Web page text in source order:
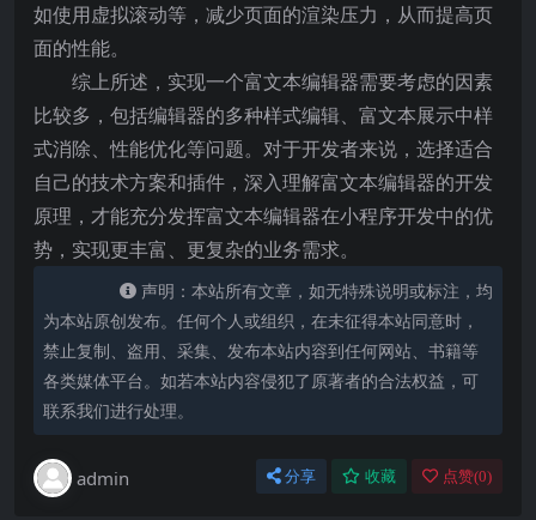
如使用虚拟滚动等，减少页面的渲染压力，从而提高页
面的性能。
综上所述，实现一个富文本编辑器需要考虑的因素
比较多，包括编辑器的多种样式编辑、富文本展示中样
式消除、性能优化等问题。对于开发者来说，选择适合
自己的技术方案和插件，深入理解富文本编辑器的开发
原理，才能充分发挥富文本编辑器在小程序开发中的优
势，实现更丰富、更复杂的业务需求。
声明：本站所有文章，如无特殊说明或标注，均
为本站原创发布。任何个人或组织，在未征得本站同意时，
禁止复制、盗用、采集、发布本站内容到任何网站、书籍等
各类媒体平台。如若本站内容侵犯了原著者的合法权益，可
联系我们进行处理。
admin 分享 收藏 点赞(0)